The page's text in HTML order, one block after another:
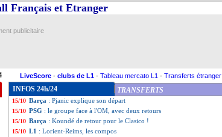
Français et Etranger
publicitaire
LiveScore - clubs de L1 - Tableau mercato L1 - Transferts étranger
INFOS 24h/24 TRANSFERTS
15/10 L2: la 12e journée à suivre EN DIRECT !
15/10 L1: Lorient 0-0 Reims (fini)
15/10 Reims: Balogun choqué par le départ de Garcia
15/10 L2: l'ASSE chute encore...
15/10 Barça : Pjanic explique son départ
15/10 PSG : le groupe face à l'OM, avec deux retours
15/10 Barça : Koundé de retour pour le Clasico !
15/10 L1 : Lorient-Reims, les compos